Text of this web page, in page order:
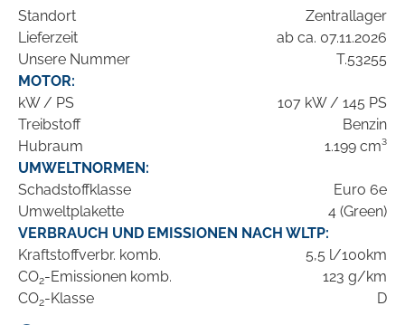
Standort
Zentrallager
Lieferzeit
ab ca. 07.11.2026
Unsere Nummer
T.53255
MOTOR:
kW / PS
107 kW / 145 PS
Treibstoff
Benzin
Hubraum
1.199 cm³
UMWELTNORMEN:
Schadstoffklasse
Euro 6e
Umweltplakette
4 (Green)
VERBRAUCH UND EMISSIONEN NACH WLTP:
Kraftstoffverbr. komb.
5,5 l/100km
CO2-Emissionen komb.
123 g/km
CO2-Klasse D